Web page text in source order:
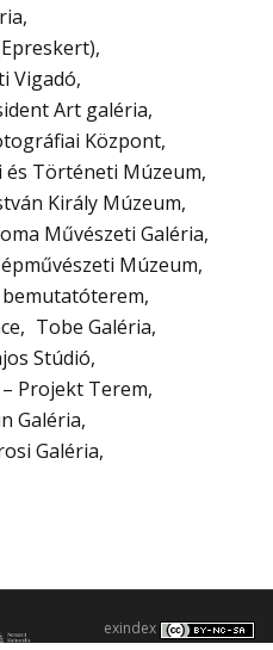
Vigadó
Art galéria
Központ
és Történeti Múzeum
Király Múzeum
Művészeti Galéria
Múzeum
Tobe Galéria
Stúdió
Projekt Terem
Galéria
Galéria
exindex